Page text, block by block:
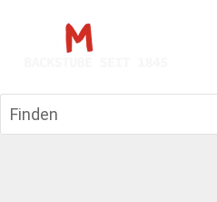
Finden